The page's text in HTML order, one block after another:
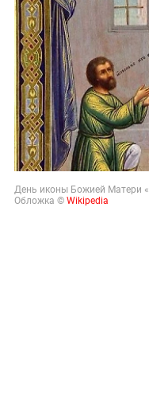
День иконы Божией Матери
Обложка ©Wikipedia